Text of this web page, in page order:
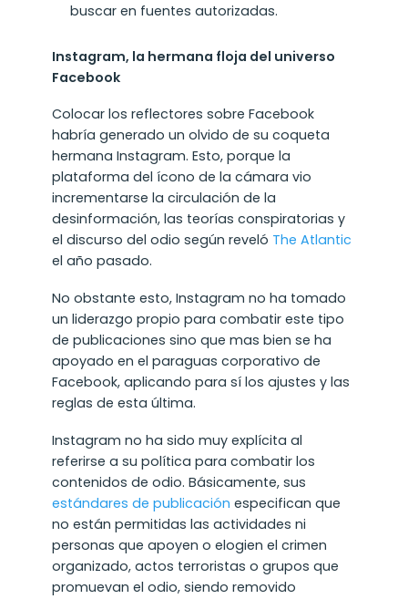
buscar en fuentes autorizadas.
Instagram, la hermana floja del universo
Facebook
Colocar los reflectores sobre Facebook
habría generado un olvido de su coqueta
hermana Instagram. Esto, porque la
plataforma del ícono de la cámara vio
incrementarse la circulación de la
desinformación, las teorías conspiratorias y
el discurso del odio según reveló The Atlantic
el año pasado.
No obstante esto, Instagram no ha tomado
un liderazgo propio para combatir este tipo
de publicaciones sino que mas bien se ha
apoyado en el paraguas corporativo de
Facebook, aplicando para sí los ajustes y las
reglas de esta última.
Instagram no ha sido muy explícita al
referirse a su política para combatir los
contenidos de odio. Básicamente, sus
estándares de publicación especifican que
no están permitidas las actividades ni
personas que apoyen o elogien el crimen
organizado, actos terroristas o grupos que
promuevan el odio, siendo removido